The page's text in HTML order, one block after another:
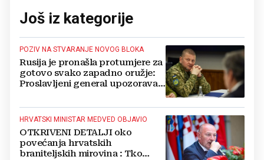
Još iz kategorije
POZIV NA STVARANJE NOVOG BLOKA
Rusija je pronašla protumjere za
gotovo svako zapadno oružje:
Proslavljeni general upozorava
HRVATSKI MINISTAR MEDVED OBJAVIO
OTKRIVENI DETALJI oko
povećanja hrvatskih
braniteljskih mirovina : Tko